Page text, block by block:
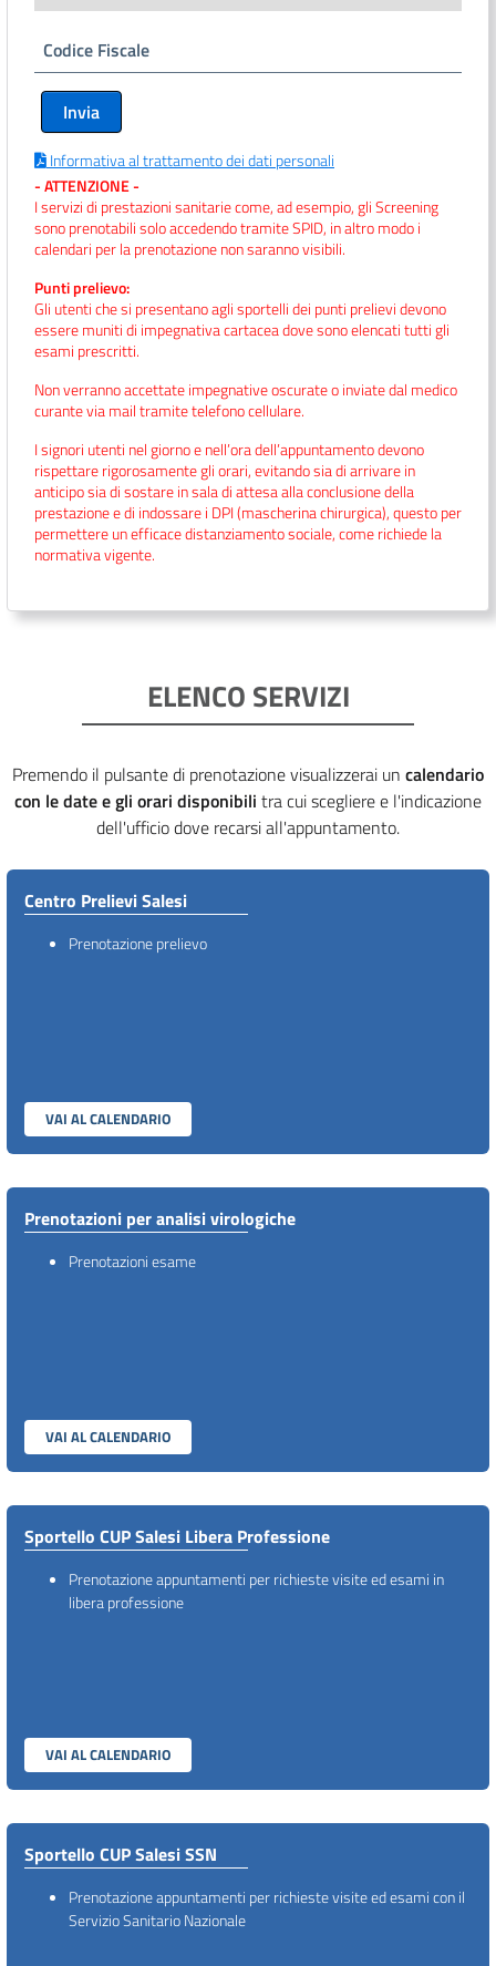
Codice Fiscale
Informativa al trattamento dei dati personali
- ATTENZIONE -
I servizi di prestazioni sanitarie come, ad esempio, gli Screening
sono prenotabili solo accedendo tramite SPID, in altro modo i
calendari per la prenotazione non saranno visibili.
Punti prelievo:
Gli utenti che si presentano agli sportelli dei punti prelievi devono
essere muniti di impegnativa cartacea dove sono elencati tutti gli
esami prescritti.
Non verranno accettate impegnative oscurate o inviate dal medico
curante via mail tramite telefono cellulare.
I signori utenti nel giorno e nell’ora dell’appuntamento devono
rispettare rigorosamente gli orari, evitando sia di arrivare in
anticipo sia di sostare in sala di attesa alla conclusione della
prestazione e di indossare i DPI (mascherina chirurgica), questo per
permettere un efficace distanziamento sociale, come richiede la
normativa vigente.
ELENCO SERVIZI
Premendo il pulsante di prenotazione visualizzerai un calendario
con le date e gli orari disponibili tra cui scegliere e l'indicazione
dell'ufficio dove recarsi all'appuntamento.
Centro Prelievi Salesi
Prenotazione prelievo
VAI AL CALENDARIO
Prenotazioni per analisi virologiche
Prenotazioni esame
VAI AL CALENDARIO
Sportello CUP Salesi Libera Professione
Prenotazione appuntamenti per richieste visite ed esami in
libera professione
VAI AL CALENDARIO
Sportello CUP Salesi SSN
Prenotazione appuntamenti per richieste visite ed esami con il
Servizio Sanitario Nazionale